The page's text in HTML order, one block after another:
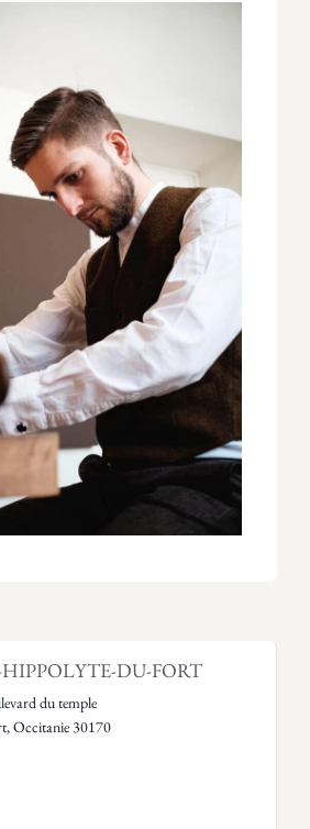
DU-FORT
du temple
,Occitanie 30170